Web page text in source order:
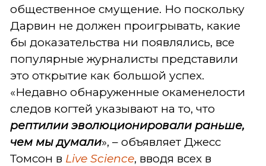
общественное смущение. Но поскольку
Дарвин не должен проигрывать, какие
бы доказательства ни появлялись, все
популярные журналисты представили
это открытие как большой успех.
«Недавно обнаруженные окаменелости
следов когтей указывают на то, что
рептилии эволюционировали раньше,
чем мы думали», – объявляет Джесс
Томсон в Live Science, вводя всех в